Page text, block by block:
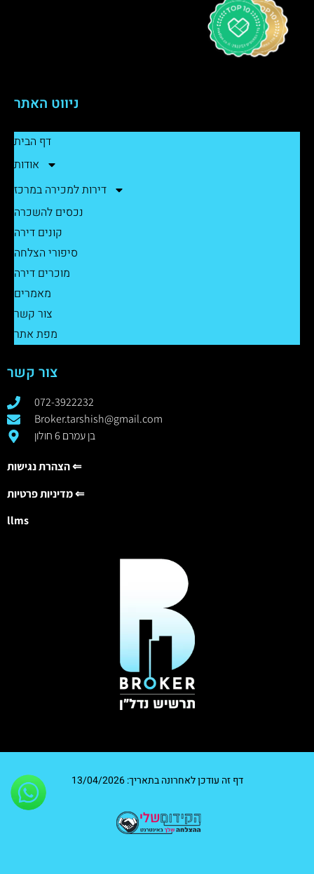
ניווט האתר
דף הבית
אודות
דירות למכירה במרכז
נכסים להשכרה
קונים דירה
סיפורי הצלחה
מוכרים דירה
מאמרים
צור קשר
מפת אתר
צור קשר
072-3922232
Broker.tarshish@gmail.com
בן עמרם 6 חולון
הצהרת נגישות ⇐
מדיניות פרטיות ⇐
llms
דף זה עודכן לאחרונה בתאריך: 13/04/2026